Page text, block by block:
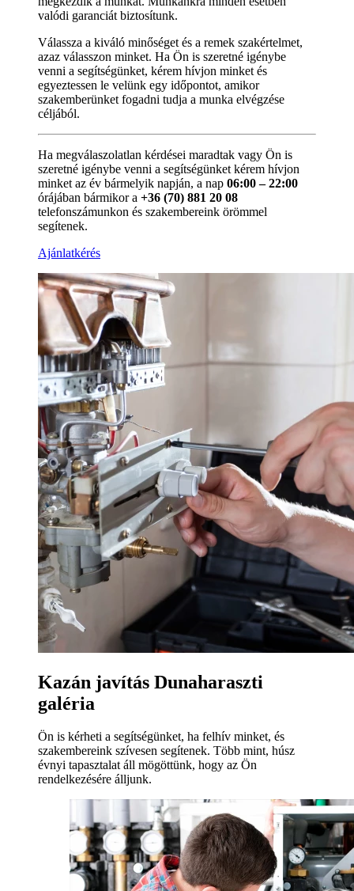
valódi garanciát biztosítunk.
Válassza a kiváló minőséget és a remek szakértelmet,
azaz válasszon minket. Ha Ön is szeretné igénybe
venni a segítségünket, kérem hívjon minket és
egyeztessen le velünk egy időpontot, amikor
szakemberünket fogadni tudja a munka elvégzése
céljából.
Ha megválaszolatlan kérdései maradtak vagy Ön is
szeretné igénybe venni a segítségünket kérem hívjon
minket az év bármelyik napján, a nap 06:00 – 22:00
órájában bármikor a +36 (70) 881 20 08
telefonszámunkon és szakembereink örömmel
segítenek.
Ajánlatkérés
Kazán javítás Dunaharaszti
galéria
Ön is kérheti a segítségünket, ha felhív minket, és
szakembereink szívesen segítenek. Több mint, húsz
évnyi tapasztalat áll mögöttünk, hogy az Ön
rendelkezésére álljunk.